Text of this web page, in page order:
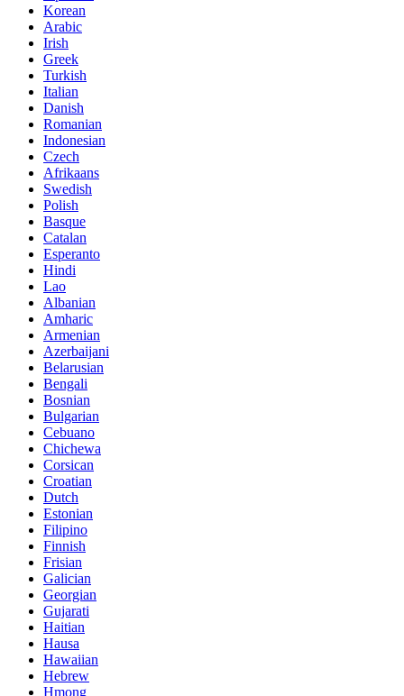
Korean
Arabic
Irish
Greek
Turkish
Italian
Danish
Romanian
Indonesian
Czech
Afrikaans
Swedish
Polish
Basque
Catalan
Esperanto
Hindi
Lao
Albanian
Amharic
Armenian
Azerbaijani
Belarusian
Bengali
Bosnian
Bulgarian
Cebuano
Chichewa
Corsican
Croatian
Dutch
Estonian
Filipino
Finnish
Frisian
Galician
Georgian
Gujarati
Haitian
Hausa
Hawaiian
Hebrew
Hmong